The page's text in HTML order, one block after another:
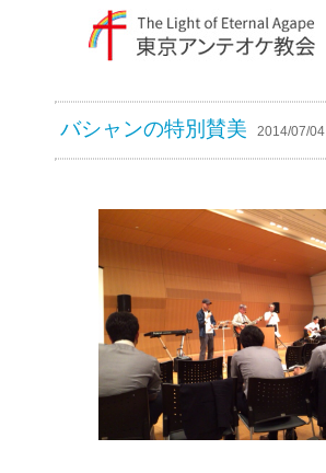
バシャンの特別賛美 2014/07/04